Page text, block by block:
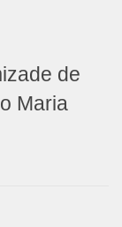
de
Maria